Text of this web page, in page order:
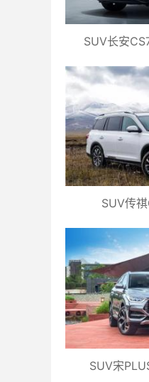
SUV长安
SUV传
SUV宋